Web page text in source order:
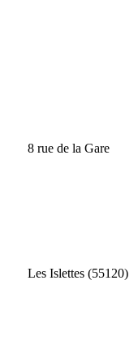
8 rue de la Gare
Les Islettes (55120)